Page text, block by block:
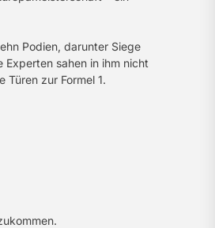
Podien, darunter Siege
sahen in ihm nicht
Türen zur Formel 1.